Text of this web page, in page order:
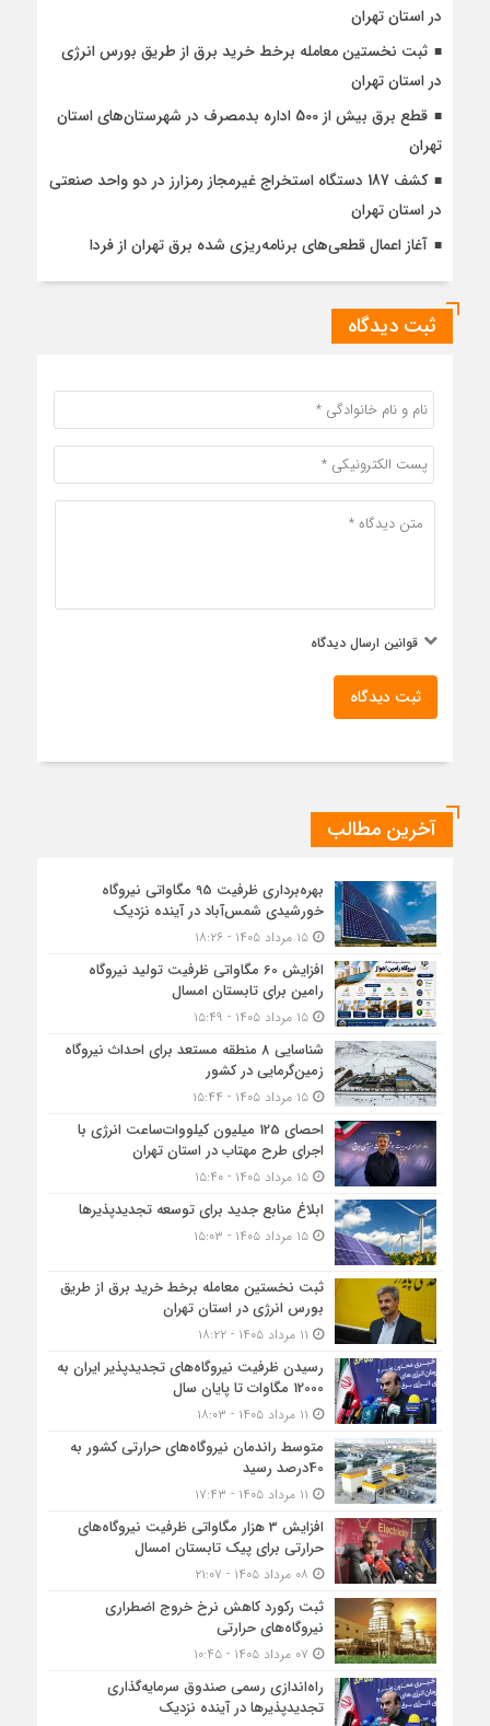
در استان تهران
ثبت نخستین معامله برخط خرید برق از طریق بورس انرژی
در استان تهران
قطع برق بیش از 500 اداره بدمصرف در شهرستان‌های استان
تهران
کشف 187 دستگاه استخراج غیرمجاز رمزارز در دو واحد صنعتی
در استان تهران
آغاز اعمال قطعی‌های برنامه‌ریزی شده برق تهران از فردا
ثبت دیدگاه
قوانین ارسال دیدگاه
ثبت دیدگاه
آخرین مطالب
بهره‌برداری ظرفیت 95 مگاواتی نیروگاه
خورشیدی شمس‌آباد در آینده نزدیک
۱۵ مرداد ۱۴۰۵ - ۱۸:۲۶
افزایش 60 مگاواتی ظرفیت تولید نیروگاه
رامین برای تابستان امسال
۱۵ مرداد ۱۴۰۵ - ۱۵:۴۹
شناسایی 8 منطقه مستعد برای احداث نیروگاه
زمین‌گرمایی در کشور
۱۵ مرداد ۱۴۰۵ - ۱۵:۴۴
احصای 125 میلیون کیلووات‌ساعت انرژی با
اجرای طرح مهتاب در استان تهران
۱۵ مرداد ۱۴۰۵ - ۱۵:۴۰
ابلاغ منابع جدید برای توسعه تجدیدپذیرها
۱۵ مرداد ۱۴۰۵ - ۱۵:۰۳
ثبت نخستین معامله برخط خرید برق از طریق
بورس انرژی در استان تهران
رسیدن ظرفیت نیروگاه‌های تجدیدپذیر ایران به
12000 مگاوات تا پایان سال
متوسط راندمان نیروگاه‌های حرارتی کشور به
40درصد رسید
افزایش 3 هزار مگاواتی ظرفیت نیروگاه‌های
حرارتی برای پیک تابستان امسال
ثبت رکورد کاهش نرخ خروج اضطراری
نیروگاه‌های حرارتی
راه‌اندازی رسمی صندوق سرمایه‌گذاری
تجدیدپذیرها در آینده نزدیک